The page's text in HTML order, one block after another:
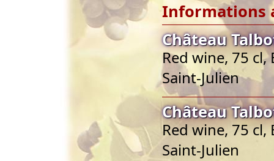
Informations
Château
Red wine, 75
Saint-Julien
Château
Red wine, 75
Saint-Julien